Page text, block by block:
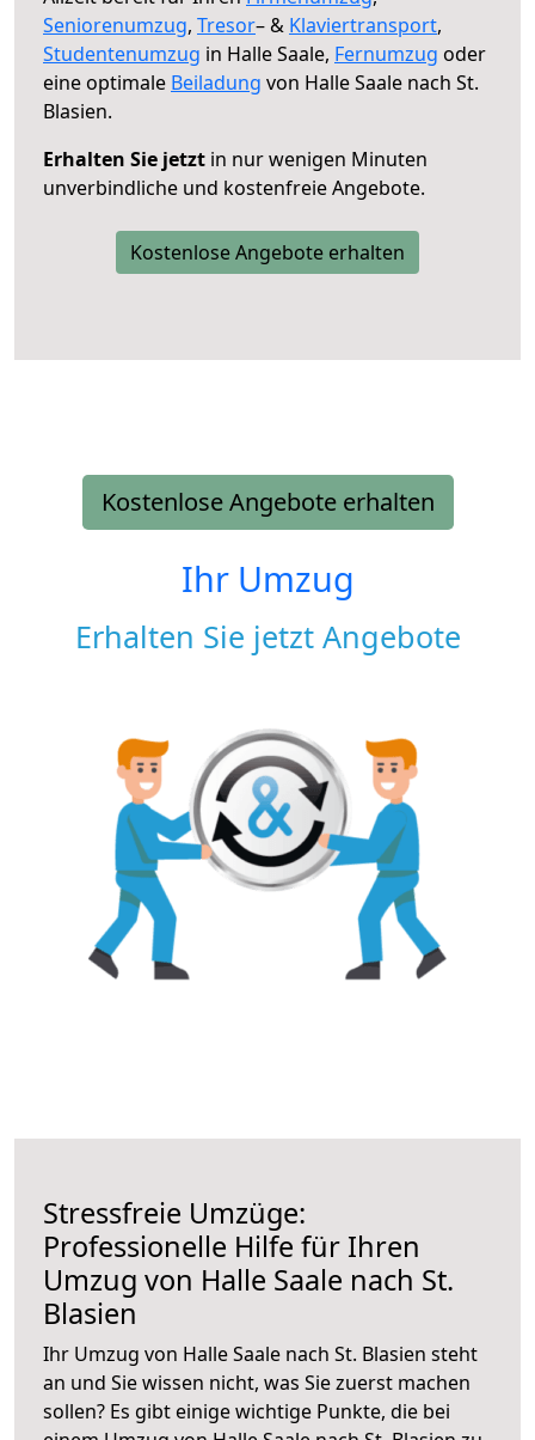
Seniorenumzug, Tresor– & Klaviertransport,
Studentenumzug in Halle Saale, Fernumzug oder
eine optimale Beiladung von Halle Saale nach St.
Blasien.
Erhalten Sie jetzt in nur wenigen Minuten
unverbindliche und kostenfreie Angebote.
Kostenlose Angebote erhalten
Kostenlose Angebote erhalten
Ihr Umzug
Erhalten Sie jetzt Angebote
Stressfreie Umzüge:
Professionelle Hilfe für Ihren
Umzug von Halle Saale nach St.
Blasien
Ihr Umzug von Halle Saale nach St. Blasien steht
an und Sie wissen nicht, was Sie zuerst machen
sollen? Es gibt einige wichtige Punkte, die bei